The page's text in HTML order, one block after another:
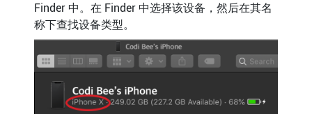
Finder 中。在 Finder 中选择该设备，然后在其名
称下查找设备类型。